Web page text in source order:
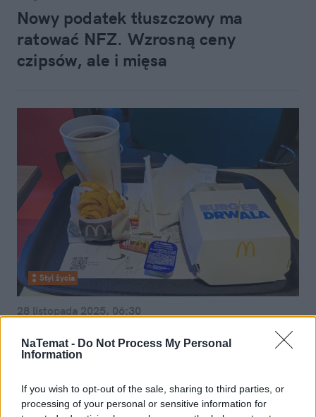
NaTemat - Do Not Process My Personal
Information
If you wish to opt-out of the sale, sharing to third parties, or
processing of your personal or sensitive information for
Nowy podatek tłuszczowy ma
ratować NFZ. Wzrosną ceny
czipsów, ale i mięsa
Styl życia
28 listopada 2025, 06:30
4 nowe rodzaje Burgera Drwala już w
Maku. Fani rzucą się na tego